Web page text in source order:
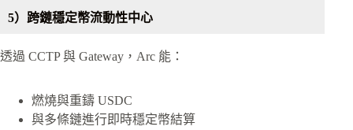
5）跨鏈穩定幣流動性中心
透過 CCTP 與 Gateway，Arc 能：
燃燒與重鑄 USDC
與多條鏈進行即時穩定幣結算